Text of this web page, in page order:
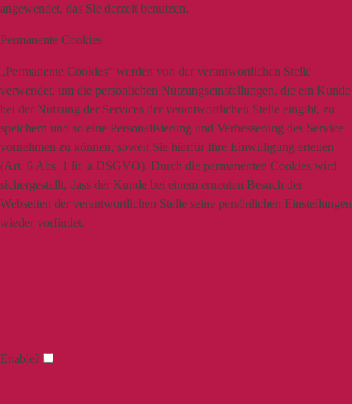
angewendet, das Sie derzeit benutzen.
Permanente Cookies
„Permanente Cookies“ werden von der verantwortlichen Stelle
verwendet, um die persönlichen Nutzungseinstellungen, die ein Kunde
bei der Nutzung der Services der verantwortlichen Stelle eingibt, zu
speichern und so eine Personalisierung und Verbesserung des Service
vornehmen zu können, soweit Sie hierfür Ihre Einwilligung erteilen
(Art. 6 Abs. 1 lit. a DSGVO). Durch die permanenten Cookies wird
sichergestellt, dass der Kunde bei einem erneuten Besuch der
Webseiten der verantwortlichen Stelle seine persönlichen Einstellungen
wieder vorfindet.
Enable?